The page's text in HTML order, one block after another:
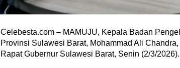
Celebesta.com – MAMUJU, Kepala Badan
Provinsi Sulawesi Barat, Mohammad Ali
Rapat Gubernur Sulawesi Barat, Senin (2/3/2026).